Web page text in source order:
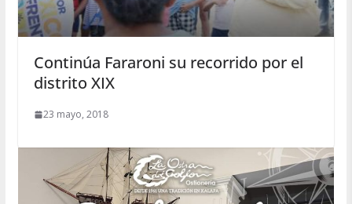
Continúa Fararoni su recorrido por el
distrito XIX
23 mayo, 2018